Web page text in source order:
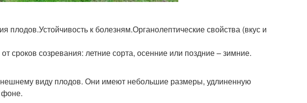
плодов.Устойчивость к болезням.Органолептические свойства (вкус и
сроков созревания: летние сорта, осенние или поздние – зимние.
виду плодов. Они имеют небольшие размеры, удлиненную